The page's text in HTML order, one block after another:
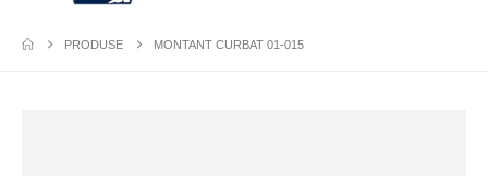
PRODUSE MONTANT CURBAT 01-015